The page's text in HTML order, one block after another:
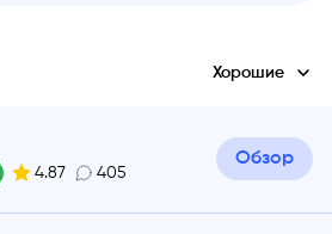
Хорошие
4.87 405
Обзор